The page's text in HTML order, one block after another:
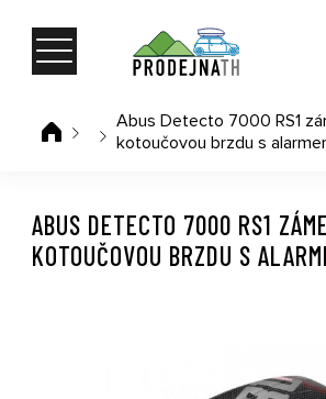
Abus Detecto 7000 RS1
kotoučovou brzdu s
ABUS DETECTO 7000 RS1
KOTOUČOVOU BRZDU S